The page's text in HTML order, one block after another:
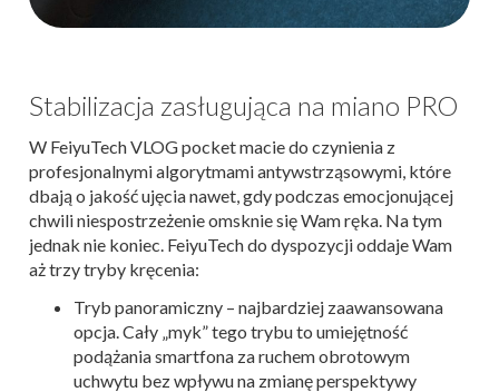
Stabilizacja zasługująca na miano PRO
W FeiyuTech VLOG pocket macie do czynienia z
profesjonalnymi algorytmami antywstrząsowymi, które
dbają o jakość ujęcia nawet, gdy podczas emocjonującej
chwili niespostrzeżenie omsknie się Wam ręka. Na tym
jednak nie koniec. FeiyuTech do dyspozycji oddaje Wam
aż trzy tryby kręcenia:
Tryb panoramiczny – najbardziej zaawansowana
opcja. Cały „myk” tego trybu to umiejętność
podążania smartfona za ruchem obrotowym
uchwytu bez wpływu na zmianę perspektywy